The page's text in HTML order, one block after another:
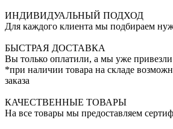
ИНДИВИДУАЛЬНЫЙ ПОДХОД
Для каждого клиента мы подбираем
БЫСТРАЯ ДОСТАВКА
Вы только оплатили, а мы уже
*при наличии товара на складе
заказа
КАЧЕСТВЕННЫЕ ТОВАРЫ
На все товары мы предоставляем